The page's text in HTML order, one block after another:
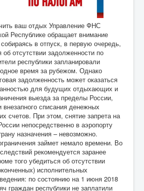
ваш отдых Управление ФНС
Республике обращает внимание
в отпуск, в первую очередь,
об отсутствии задолженности по
республики запланировали
время за рубежом. Однако
задолженность может оказаться
для будущих отдыхающих и
выезда за пределы России,
внезапного списания денежных
счетов. При этом, снятие запрета на
непосредственно в аэропорту
назначения – невозможно.
займет немало времени. Во
рекомендуется заранее
того убедиться об отсутствии
исполнительных
по состоянию на 1 июня 2018
граждан республики не заплатили